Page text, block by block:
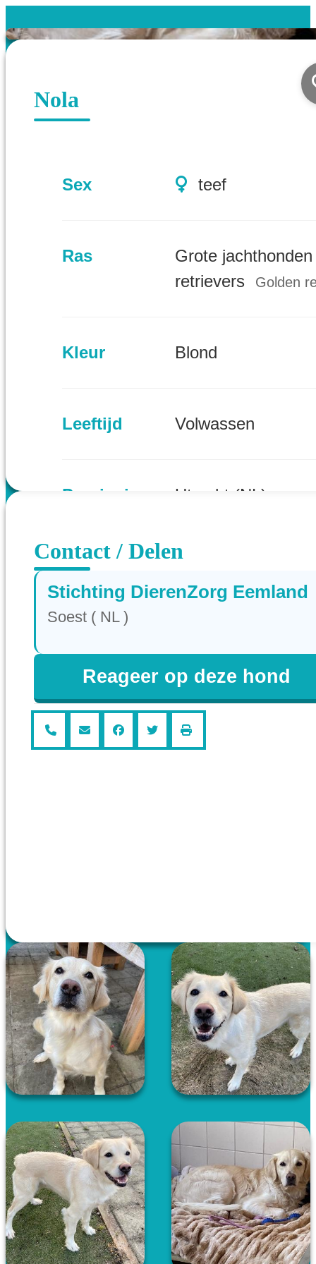
Nola
Sex teef
Ras
Grote
retrievers
Golden
Kleur Blond
Leeftijd Volwassen
Provincie Utrecht (NL)
Contact / Delen
Stichting DierenZorg Eemland
Soest ( NL )
Reageer op deze hond